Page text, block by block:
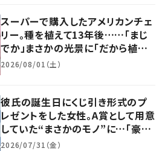
スーパーで購入したアメリカンチェ
リー。種を植えて13年後……「まじ
でか」まさかの光景に「だから植物
って好き」「わぁ、凄い！」
2026/08/01（土）
彼氏の誕生日にくじ引き形式のプ
レゼントをした女性。A賞として用意
していた“まさかのモノ”に…「豪華
すぎる！」「絶対テンション上がるや
2026/07/31（金）